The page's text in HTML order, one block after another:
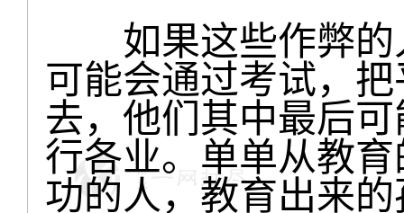
如果这些作弊的
可能会通过考试，
去，他们其中最后
行各业。单单从教
功的人，教育出来